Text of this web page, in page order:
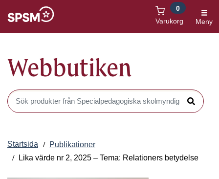
Varukorg
0
Meny
Webbutiken
Sök produkter i Webbutiken
Sök
Startsida
Publikationer
Lika värde nr 2, 2025 – Tema: Relationers betydelse